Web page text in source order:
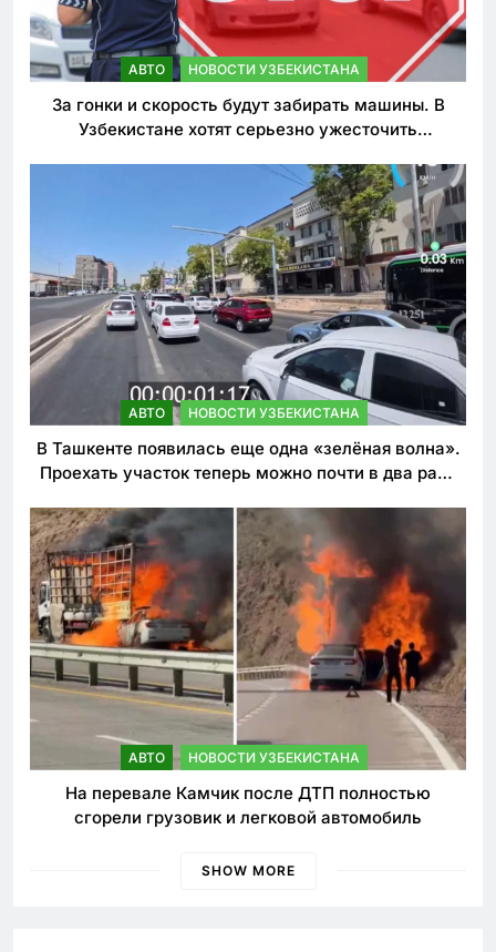
АВТО НОВОСТИ УЗБЕКИСТАНА
За гонки и скорость будут забирать машины. В
Узбекистане хотят серьезно ужесточить
АВТО НОВОСТИ УЗБЕКИСТАНА
В Ташкенте появилась еще одна «зелёная волна».
Проехать участок теперь можно почти в два раза
АВТО НОВОСТИ УЗБЕКИСТАНА
На перевале Камчик после ДТП полностью
сгорели грузовик и легковой автомобиль
SHOW MORE